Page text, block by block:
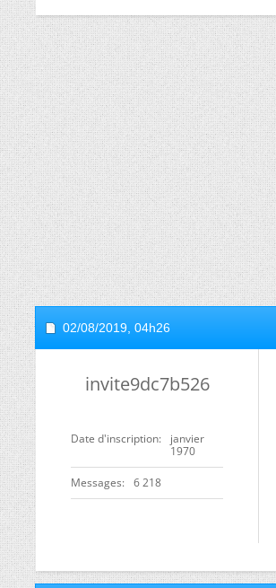
02/08/2019, 04h26
invite9dc7b526
Date d'inscription
janvier
1970
Messages 6 218